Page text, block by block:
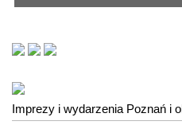
Imprezy i wydarzenia Poznań i